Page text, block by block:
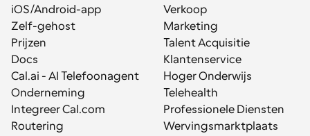
iOS/Android-app
Zelf-gehost
Prijzen
Docs
Cal.ai - AI Telefoonagent
Onderneming
Integreer Cal.com
Routering
Verkoop
Marketing
Talent Acquisitie
Klantenservice
Hoger Onderwijs
Telehealth
Professionele Diensten
Wervingsmarktplaats